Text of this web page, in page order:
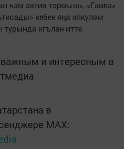
һәм актив тормыш», «Гаилә»
кебек яңа илкүләм
игълан итте.
и интересным в
в
MАХ: